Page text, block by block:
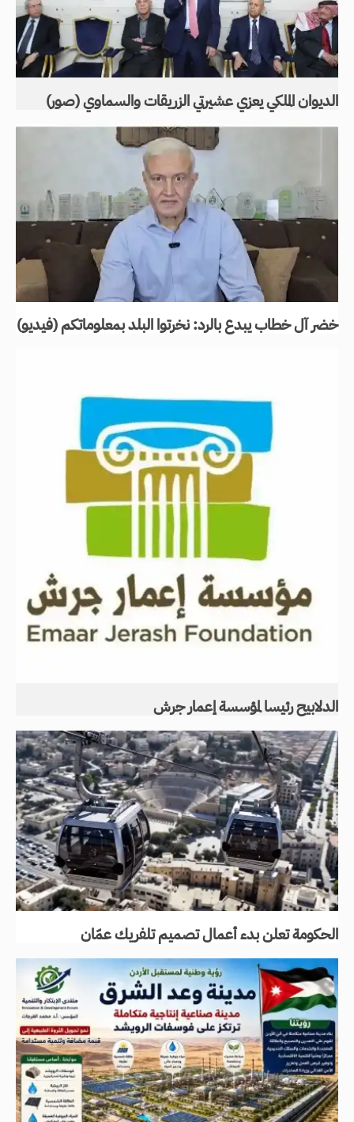
الديوان الملكي يعزي عشيرتي الزريقات والسماوي (صور)
خضر آل خطاب يبدع بالرد: نخرتوا البلد بمعلوماتكم (فيديو)
الدلابيح رئيسا لمؤسسة إعمار جرش
الحكومة تعلن بدء أعمال تصميم تلفريك عمّان